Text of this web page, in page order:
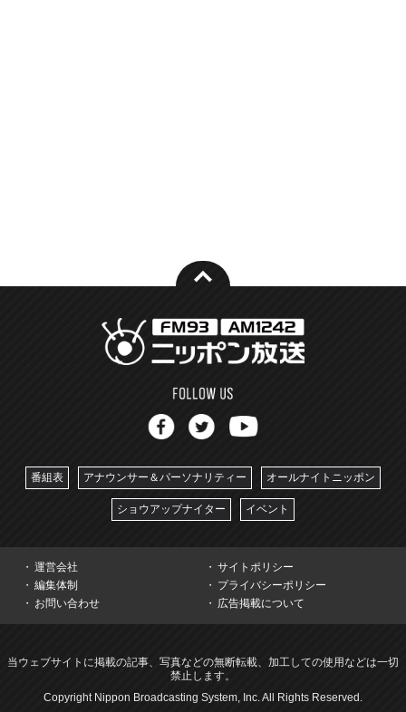
番組表 アナウンサー＆パーソナリティー オールナイトニッポン
ショウアップナイター イベント
運営会社
サイトポリシー
編集体制
プライバシーポリシー
お問い合わせ
広告掲載について
当ウェブサイトに掲載の記事、写真などの無断転載、加工しての使用などは一切
禁止します。
Copyright Nippon Broadcasting System, Inc. All Rights Reserved.